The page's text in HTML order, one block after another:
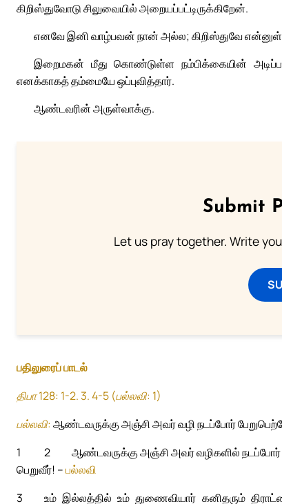
கிறிஸ்துவோடு சிலுவையில் அறையப்பட்டிருக்கிறேன்.
எனவே இனி வாழ்பவன் நான் அல்ல; கிறிஸ்துவே என்னுள்
இறைமகன் மீது கொண்டுள்ள நம்பிக்கையின்
எனக்காகத் தம்மையே ஒப்புவித்தார்.
ஆண்டவரின் அருள்வாக்கு.
Submit
Let us pray together. Write
பதிலுரைப் பாடல்
திபா 128: 1-2. 3. 4-5 (பல்லவி: 1)
பல்லவி:ஆண்டவருக்கு அஞ்சி அவர் வழி நடப்போர்
1
ஆண்டவருக்கு அஞ்சி அவர் வழிகளில் நடப்போர்
2
பெறுவீர்! –பல்லவி
3
உம் இல்லத்தில் உம் துணைவியார் கனிதரும்